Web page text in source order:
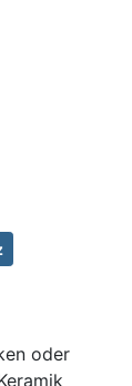
oder